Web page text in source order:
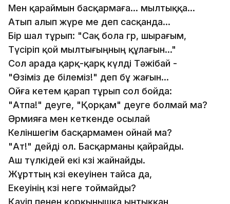
Мен қараймын басқармаға... мылтыққа...
Атып алып жүре ме деп сасқанда...
Бір шал тұрып: "Сақ бола гөр, шырағым,
Түсіріп қой мылтығыңның құлағын..."
Сол арада қарқ-қарқ күлді Тәжібай -
"Өзіміз де білеміз!" деп бұ жағын...
Ойға кетем қарап тұрып сол бойда:
"Атпа!" деуге, "Қорқам" деуге болмай ма?
Әрмияға мен кеткенде осылай
Келіншегім басқармамен ойнай ма?
"Ат!" дейді ол. Басқарманы қайрайды.
Аш түлкідей екі көзі жайнайды.
Жұрттың көзі екеуінен тайса да,
Екеуінің көзі неге тоймайды?
Қауіп пенен қорқынышқа ынтыққан